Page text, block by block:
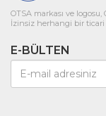
OTSA markası ve
İzinsiz herhangi bir
E-BÜLTEN